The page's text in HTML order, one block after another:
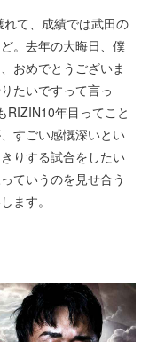
て、成績では武田の
。去年の大晦日、僕
おめでとうございま
たいですって言っ
RIZIN10年目ってこと
すごい感慨深いとい
りする試合をしたい
ていうのを見せ合う
ます。